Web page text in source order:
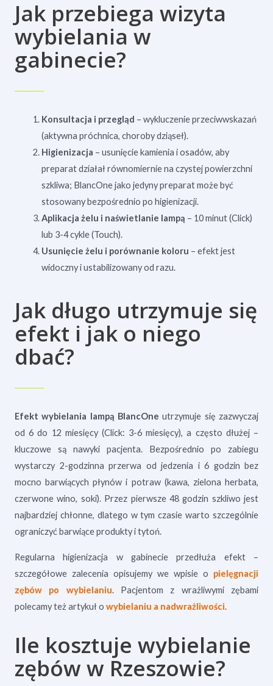
Jak przebiega wizyta
wybielania w
gabinecie?
Konsultacja i przegląd – wykluczenie przeciwwskazań
(aktywna próchnica, choroby dziąseł).
Higienizacja – usunięcie kamienia i osadów, aby
preparat działał równomiernie na czystej powierzchni
szkliwa; BlancOne jako jedyny preparat może być
stosowany bezpośrednio po higienizacji.
Aplikacja żelu i naświetlanie lampą – 10 minut (Click)
lub 3-4 cykle (Touch).
Usunięcie żelu i porównanie koloru – efekt jest
widoczny i ustabilizowany od razu.
Jak długo utrzymuje się
efekt i jak o niego
dbać?
Efekt wybielania lampą BlancOne utrzymuje się zazwyczaj
od 6 do 12 miesięcy (Click: 3-6 miesięcy), a często dłużej –
kluczowe są nawyki pacjenta. Bezpośrednio po zabiegu
wystarczy 2-godzinna przerwa od jedzenia i 6 godzin bez
mocno barwiących płynów i potraw (kawa, zielona herbata,
czerwone wino, soki). Przez pierwsze 48 godzin szkliwo jest
najbardziej chłonne, dlatego w tym czasie warto szczególnie
ograniczyć barwiące produkty i tytoń.
Regularna higienizacja w gabinecie przedłuża efekt –
szczegółowe zalecenia opisujemy we wpisie o pielęgnacji
zębów po wybielaniu. Pacjentom z wrażliwymi zębami
polecamy też artykuł o wybielaniu a nadwrażliwości.
Ile kosztuje wybielanie
zębów w Rzeszowie?